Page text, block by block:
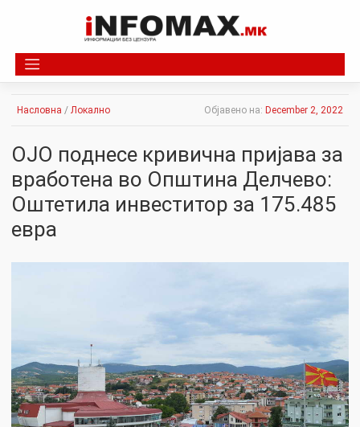
Насловна / Локално Објавено на: December 2, 2022
ОЈО поднесе кривична пријава за
вработена во Општина Делчево:
Оштетила инвеститор за 175.485
евра